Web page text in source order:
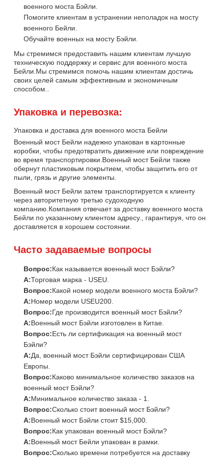
военного моста Бэйли.
Помогите клиентам в устранении неполадок на мосту
военного Бейли.
Обучайте военных на мосту Бэйли.
Мы стремимся предоставить нашим клиентам лучшую
техническую поддержку и сервис для военного моста
Бейли.Мы стремимся помочь нашим клиентам достичь
своих целей самым эффективным и экономичным
способом..
Упаковка и перевозка:
Упаковка и доставка для военного моста Бейли
Военный мост Бейли надежно упакован в картонные
коробки, чтобы предотвратить движение или повреждение
во время транспортировки.Военный мост Бейли также
обернут пластиковым покрытием, чтобы защитить его от
пыли, грязь и другие элементы.
Военный мост Бейли затем транспортируется к клиенту
через авторитетную третью судоходную
компанию.Компания отвечает за доставку военного моста
Бейли по указанному клиентом адресу., гарантируя, что он
доставляется в хорошем состоянии.
Часто задаваемые вопросы
Вопрос:Как называется военный мост Бэйли?
А:Торговая марка - USEU.
Вопрос:Какой номер модели военного моста Бэйли?
А:Номер модели USEU200.
Вопрос:Где производится военный мост Бэйли?
А:Военный мост Бэйли изготовлен в Китае.
Вопрос:Есть ли сертификация на военный мост
Бэйли?
А:Да, военный мост Бэйли сертифицирован США
Европы.
Вопрос:Каково минимальное количество заказов на
военный мост Бэйли?
А:Минимальное количество заказа - 1.
Вопрос:Сколько стоит военный мост Бэйли?
А:Военный мост Бэйли стоит $15,000.
Вопрос:Как упакован военный мост Бэйли?
А:Военный мост Бейли упакован в рамки.
Вопрос:Сколько времени потребуется на доставку